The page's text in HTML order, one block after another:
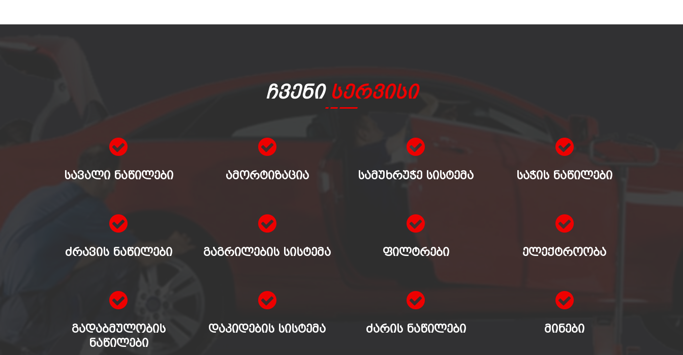
Ჩვენი Სერვისი
ᲡᲐᲕᲐᲚᲘ ᲜᲐᲬᲘᲚᲔᲑᲘ ᲐᲛᲝᲠᲢᲘᲖᲐᲪᲘᲐ ᲡᲐᲛᲣᲮᲠᲣᲭᲔ ᲡᲘᲡᲢᲔᲛᲐ ᲡᲐᲭᲘᲡ ᲜᲐᲬᲘᲚᲔᲑᲘ
ᲫᲠᲐᲕᲘᲡ ᲜᲐᲬᲘᲚᲔᲑᲘ ᲒᲐᲒᲠᲘᲚᲔᲑᲘᲡ ᲡᲘᲡᲢᲔᲛᲐ ᲤᲘᲚᲢᲠᲔᲑᲘ ᲔᲚᲔᲥᲢᲠᲝᲝᲑᲐ
ᲒᲐᲓᲐᲑᲛᲣᲚᲝᲑᲘᲡ
ᲜᲐᲬᲘᲚᲔᲑᲘ
ᲓᲐᲙᲘᲓᲔᲑᲘᲡ ᲡᲘᲡᲢᲔᲛᲐ ᲫᲐᲠᲘᲡ ᲜᲐᲬᲘᲚᲔᲑᲘ ᲛᲘᲜᲔᲑᲘ